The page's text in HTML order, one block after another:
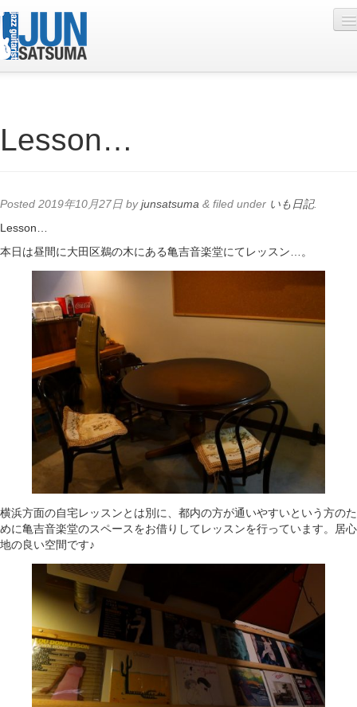
Live Schedule
Photo
Contact
Online Lesson
Lesson…
Posted 2019年10月27日 byjunsatsuma & filed under いも日記.
Lesson…
本日は昼間に大田区鵜の木にある亀吉音楽堂にてレッスン…。
横浜方面の自宅レッスンとは別に、都内の方が通いやすいという方のた
めに亀吉音楽堂のスペースをお借りしてレッスンを行っています。居心
地の良い空間です♪